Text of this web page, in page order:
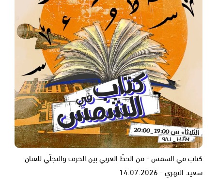
كتاب في الشمس - فن الخطّ العربي بين الحرف والتجلّي للفنان
سعيد النهري - 14.07.2026